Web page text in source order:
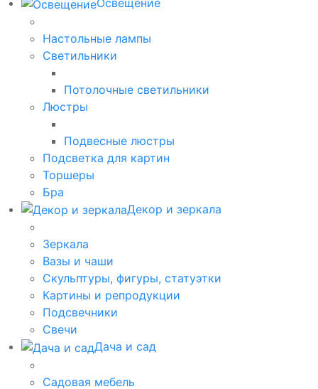
Освещение
Настольные лампы
Светильники
Потолочные светильники
Люстры
Подвесные люстры
Подсветка для картин
Торшеры
Бра
Декор и зеркала
Зеркала
Вазы и чаши
Скульптуры, фигуры, статуэтки
Картины и репродукции
Подсвечники
Свечи
Дача и сад
Садовая мебель